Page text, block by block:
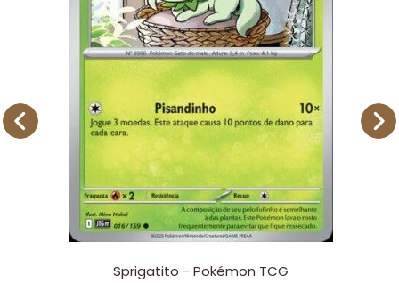
Sprigatito - Pokémon TCG